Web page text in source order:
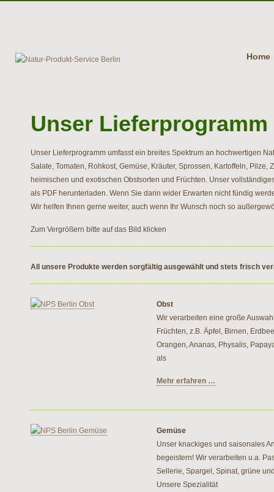
Home
Unser Lieferprogramm
Unser Lieferprogramm umfasst ein breites Spektrum an hochwertigen
Salate, Tomaten, Rohkost, Gemüse, Kräuter, Sprossen, Kartoffeln,
heimischen und exotischen Obstsorten und Früchten. Unser
als PDF herunterladen. Wenn Sie darin wider Erwarten nicht fündig
Wir helfen Ihnen gerne weiter, auch wenn Ihr Wunsch noch so
Zum Vergrößern bitte auf das Bild klicken
All unsere Produkte werden sorgfältig ausgewählt und stets frisch
Obst
Wir verarbeiten eine große
Früchten, z.B. Äpfel, Birnen,
Orangen, Ananas, Physalis,
als
Mehr erfahren …
Gemüse
Unser knackiges und saisonales
begeistern! Wir verarbeiten u.a.
Sellerie, Spargel, Spinat, grüne
Unsere Spezialität